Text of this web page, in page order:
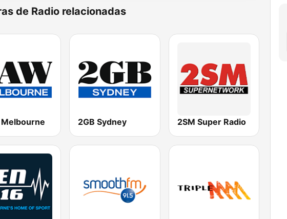
de Radio relacionadas
2GB Sydney 2SM Super Radio